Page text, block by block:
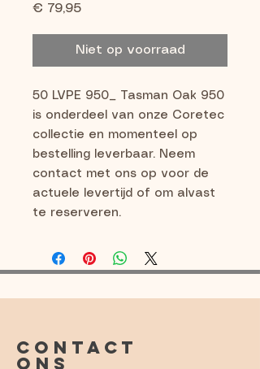
€ 79,95Prijs
Niet op voorraad
50 LVPE 950_ Tasman Oak 950
is onderdeel van onze Coretec
collectie en momenteel op
bestelling leverbaar. Neem
contact met ons op voor de
actuele levertijd of om alvast
te reserveren.
CONTACT
ONS